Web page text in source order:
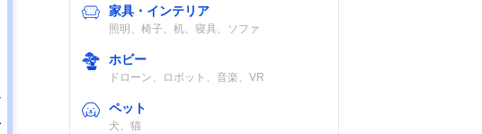
家具・インテリア
照明、椅子、机、寝具、ソファ
ホビー
ドローン、ロボット、音楽、VR
ペット
犬、猫